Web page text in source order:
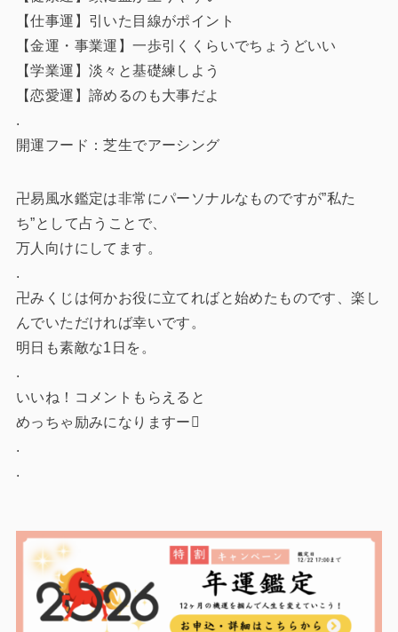
【仕事運】引いた目線がポイント
【金運・事業運】一歩引くくらいでちょうどいい
【学業運】淡々と基礎練しよう
【恋愛運】諦めるのも大事だよ
.
開運フード：芝生でアーシング
卍易風水鑑定は非常にパーソナルなものですが”私た
ち”として占うことで、
万人向けにしてます。
.
卍みくじは何かお役に立てればと始めたものです、楽し
んでいただければ幸いです。
明日も素敵な1日を。
.
いいね！コメントもらえると
めっちゃ励みになりますー
.
.